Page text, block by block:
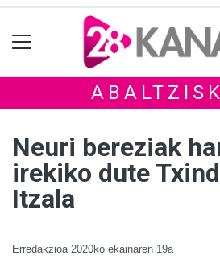
Neuri bereziak
irekiko dute
Itzala
Erredakzioa 2020ko ekainaren 19a